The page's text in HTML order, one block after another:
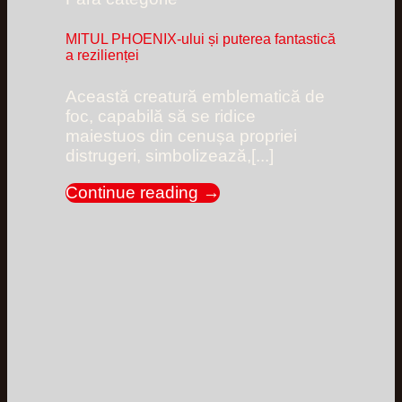
MITUL PHOENIX-ului și puterea fantastică
a rezilienței
Această creatură emblematică de
foc, capabilă să se ridice
maiestuos din cenușa propriei
distrugeri, simbolizează,[...]
Continue reading →